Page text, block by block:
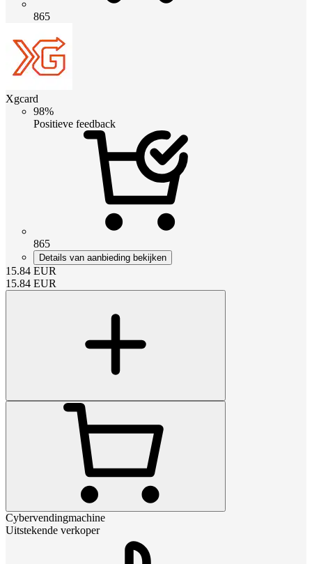
865
Xgcard
98%
Positieve feedback
865
Details van aanbieding bekijken
15.84 EUR
15.84 EUR
Cybervendingmachine
Uitstekende verkoper